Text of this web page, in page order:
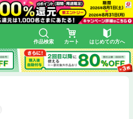
作品検索 カート はじめての方へ